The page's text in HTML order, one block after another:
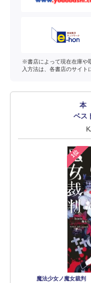
※書店によって現在在庫や
入方法は、各書店のサイト
本
ベス
1位
魔法少女ノ魔女裁判